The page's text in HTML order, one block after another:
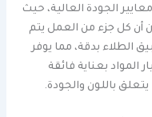
الجودة العالية، حيث
أن كل جزء من العمل يتم
الطلاء بدقة، مما يوفر
المواد بعناية فائقة
باللون والجودة.